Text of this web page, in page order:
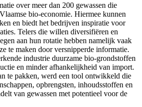
over meer dan 200 gewassen die
bio-economie. Hiermee kunnen
en biedt het bedrijven inspiratie voor
Telers die willen diversifiëren en
aan hun rotatie hebben namelijk vaak
te maken door versnipperde informatie.
industrie duurzame bio-grondstoffen
en minder afhankelijkheid van import.
te pakken, werd een tool ontwikkeld die
opbrengsten, inhoudsstoffen en
van gewassen met potentieel voor de